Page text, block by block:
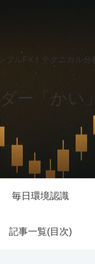
プルFX！テクニカル分
ー「かい
毎日環境認識
記事一覧(目次)